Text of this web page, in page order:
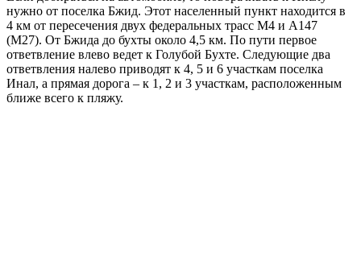
нужно от поселка Бжид. Этот населенный пункт находится в
4 км от пересечения двух федеральных трасс М4 и А147
(М27). От Бжида до бухты около 4,5 км. По пути первое
ответвление влево ведет к Голубой Бухте. Следующие два
ответвления налево приводят к 4, 5 и 6 участкам поселка
Инал, а прямая дорога – к 1, 2 и 3 участкам, расположенным
ближе всего к пляжу.